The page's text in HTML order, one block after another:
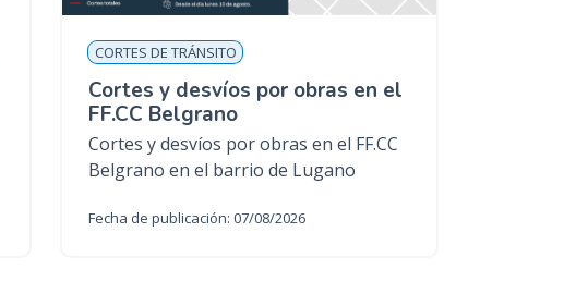
CORTES DE TRÁNSITO
Cortes y desvíos por obras en el
FF.CC Belgrano
Cortes y desvíos por obras en el FF.CC
Belgrano en el barrio de Lugano
Fecha de publicación: 07/08/2026